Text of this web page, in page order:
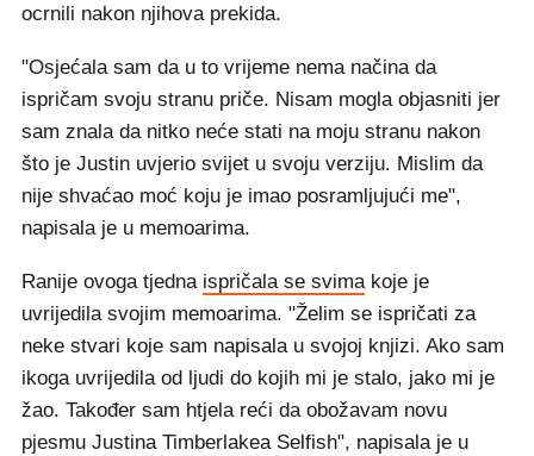
ocrnili nakon njihova prekida.
"Osjećala sam da u to vrijeme nema načina da
ispričam svoju stranu priče. Nisam mogla objasniti jer
sam znala da nitko neće stati na moju stranu nakon
što je Justin uvjerio svijet u svoju verziju. Mislim da
nije shvaćao moć koju je imao posramljujući me",
napisala je u memoarima.
Ranije ovoga tjedna ispričala se svimakoje je
uvrijedila svojim memoarima. "Želim se ispričati za
neke stvari koje sam napisala u svojoj knjizi. Ako sam
ikoga uvrijedila od ljudi do kojih mi je stalo, jako mi je
žao. Također sam htjela reći da obožavam novu
pjesmu Justina Timberlakea Selfish", napisala je u